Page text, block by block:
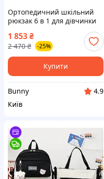
Ортопедичний шкільний
рюкзак 6 в 1 для дівчинки
School Standard 38х30х18
см з Тигром в 1 клас (SET
150-46)
1 853₴
2 470 ₴ -25%
Купити
Bunny
4.9
Київ